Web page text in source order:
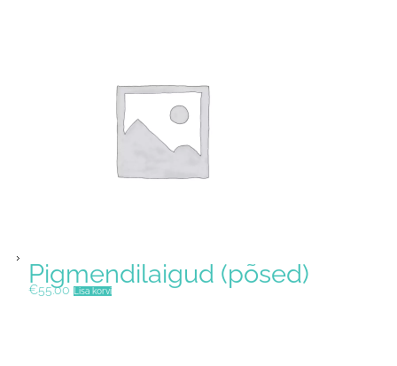
Pigmendilaigud (põsed)
€55.00 Lisa korvi